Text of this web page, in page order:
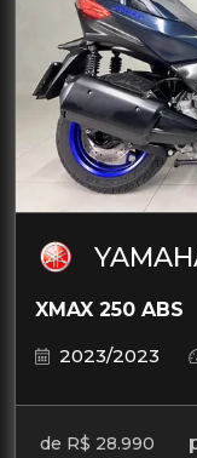
XMAX 250 ABS
2023/2023
de R$ 28.990